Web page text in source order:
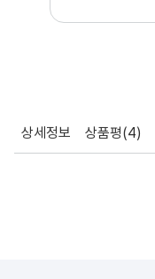
상세정보 상품평(4)